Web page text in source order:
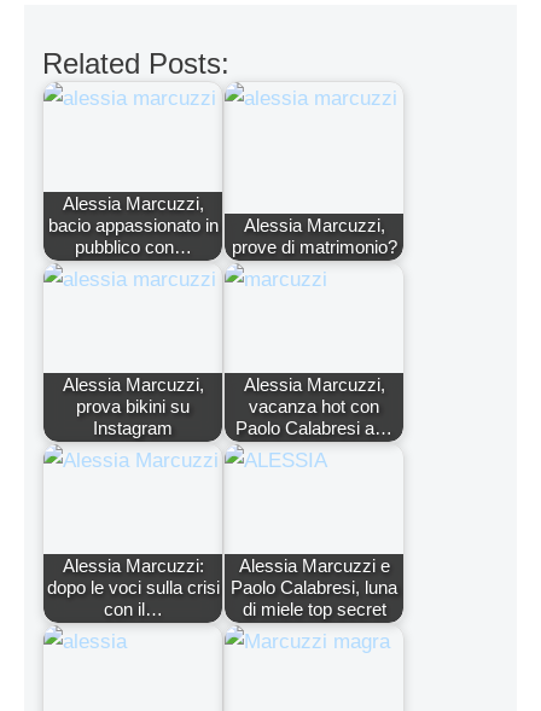
Related Posts:
Alessia Marcuzzi,
bacio appassionato in
pubblico con…
Alessia Marcuzzi,
prove di matrimonio?
Alessia Marcuzzi,
prova bikini su
Instagram
Alessia Marcuzzi,
vacanza hot con
Paolo Calabresi a…
Alessia Marcuzzi:
dopo le voci sulla crisi
con il…
Alessia Marcuzzi e
Paolo Calabresi, luna
di miele top secret